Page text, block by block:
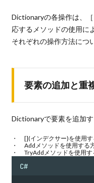
Dictionaryの各操作は、
応するメソッドの使用に
それぞれの操作方法につ
要素の追加と重
Dictionaryで要素を追加
[](インデクサー)を使用
Addメソッドを使用する
TryAddメソッドを使用す
C#